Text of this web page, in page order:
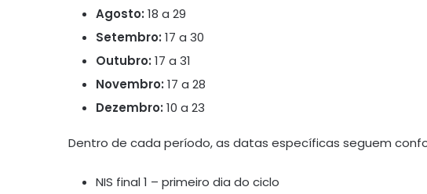
Agosto: 18 a 29
Setembro: 17 a 30
Outubro: 17 a 31
Novembro: 17 a 28
Dezembro: 10 a 23
Dentro de cada período, as datas específicas seguem
NIS final 1 – primeiro dia do ciclo